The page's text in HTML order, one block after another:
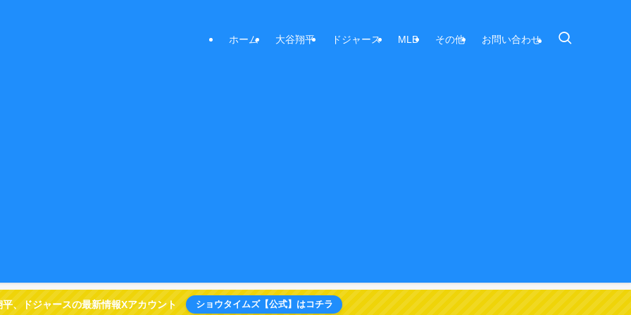
ホーム 大谷翔平 ドジャース MLB その他 お問い合わせ
平、ドジャースの最新情報Xアカウント ショウタイムズ【公式】はコチラ